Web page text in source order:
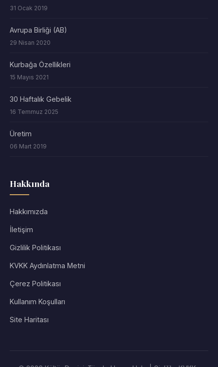
31 Ocak 2019
Avrupa Birliği (AB)
29 Nisan 2020
Kurbağa Özellikleri
15 Mayıs 2021
30 Haftalık Gebelik
16 Temmuz 2025
Üretim
06 Mart 2019
Hakkında
Hakkımızda
İletişim
Gizlilik Politikası
KVKK Aydınlatma Metni
Çerez Politikası
Kullanım Koşulları
Site Haritası